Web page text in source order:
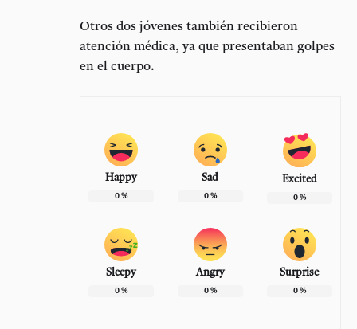
Otros dos jóvenes también recibieron
atención médica, ya que presentaban golpes
en el cuerpo.
Happy
0%
Sad
0%
Excited
0%
Sleepy
0%
Angry
0%
Surprise
0%